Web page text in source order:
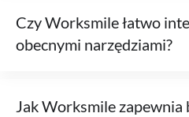
Czy Worksmile łatwo
obecnymi narzędziami?
Jak Worksmile